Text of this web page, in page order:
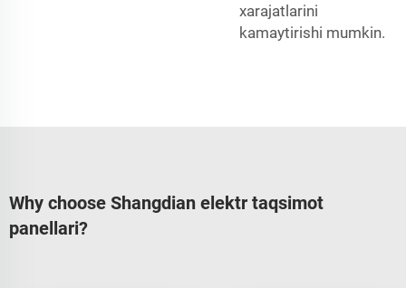
xarajatlarini
kamaytirishi mumkin.
Why choose Shangdian elektr taqsimot
panellari?